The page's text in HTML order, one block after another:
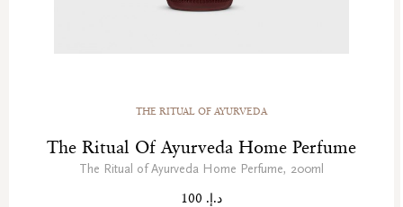
THE RITUAL OF AYURVEDA
The Ritual Of Ayurveda Home Perfume
The Ritual of Ayurveda Home Perfume, 200ml
د.إ. 100